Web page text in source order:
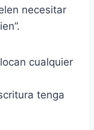
necesitar
cualquier
tenga